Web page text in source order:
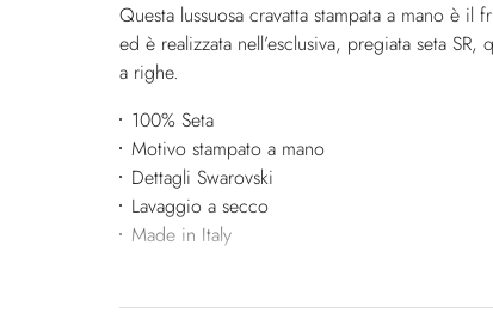
Questa lussuosa cravatta stampata a mano è il
ed è realizzata nell’esclusiva, pregiata seta
a righe.
100% Seta
Motivo stampato a mano
Dettagli Swarovski
Lavaggio a secco
Made in Italy